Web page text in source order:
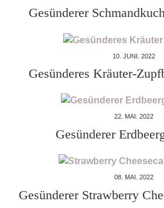
Gesünderer
10. JUNI. 2022
Gesünderes Kräuter-
22. MAI. 2022
Gesünderer
08. MAI. 2022
Gesünderer Strawberry